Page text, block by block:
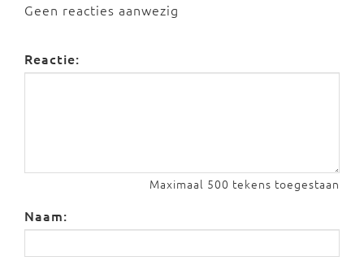
Geen reacties aanwezig
Reactie:
Maximaal 500 tekens toegestaan
Naam: